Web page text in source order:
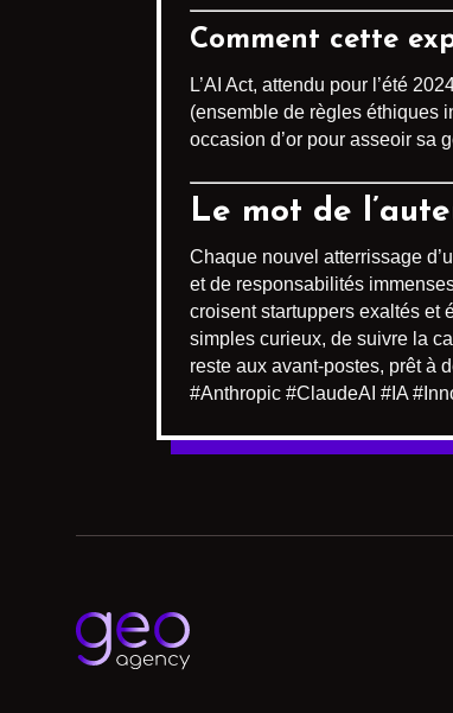
Comment cette
L’AI Act, attendu pour l’été
(ensemble de règles éthiques
occasion d’or pour asseoir sa
Le mot de
Chaque nouvel atterrissage
et de responsabilités
croisent startuppers exaltés et
simples curieux, de suivre la
reste aux avant-postes, prêt à
#Anthropic #ClaudeAI #IA